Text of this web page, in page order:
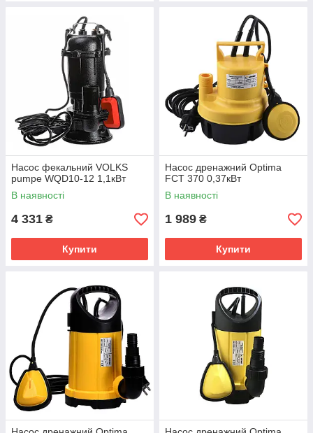
Насос фекальний VOLKS
pumpe WQD10-12 1,1кВт
В наявності
4 331 ₴
Купити
Насос дренажний Optima
FCT 370 0,37кВт
В наявності
1 989 ₴
Купити